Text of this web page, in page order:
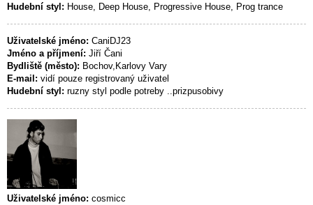
Hudební styl: House, Deep House, Progressive House, Prog trance
Uživatelské jméno: CaniDJ23
Jméno a příjmení: Jiří Čani
Bydliště (město): Bochov,Karlovy Vary
E-mail: vidí pouze registrovaný uživatel
Hudební styl: ruzny styl podle potreby ..prizpusobivy
Uživatelské jméno: cosmicc